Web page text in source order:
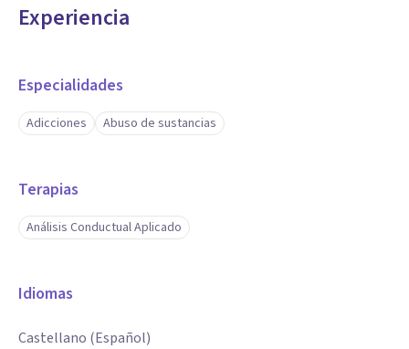
Experiencia
Especialidades
Adicciones Abuso de sustancias
Terapias
Análisis Conductual Aplicado
Idiomas
Castellano (Español)